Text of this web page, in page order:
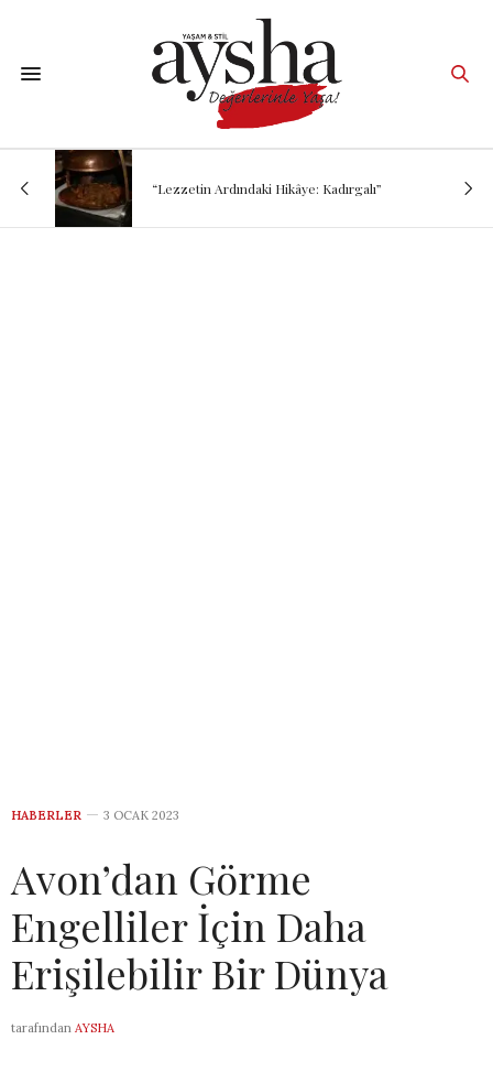
“Lezzetin Ardındaki Hikâye: Kadırgalı”
HABERLER 3 OCAK 2023
Avon’dan Görme
Engelliler İçin Daha
Erişilebilir Bir Dünya
tarafından AYSHA